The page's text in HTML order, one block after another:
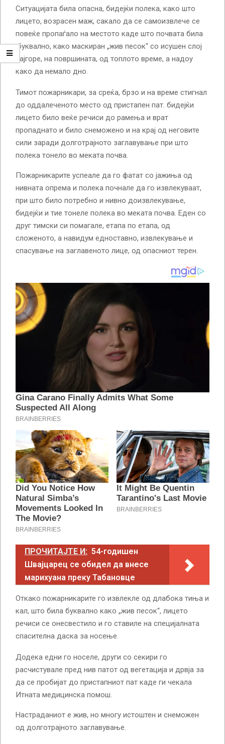
Ситуацијата била опасна, бидејќи полека, како што
лицето, возрасен маж, сакало да се самоизвлече се
повеќе пропаѓало на местото каде што почвата била
,буквално, како маскиран „жив песок“ со исушен слој
најгоре, на површината, од топлото време, а надоу
како да немало дно.
Тимот пожарникари, за среќа, брзо и на време стигнал
до оддалеченото место од пристапен пат. бидејќи
лицето било веќе речиси до рамења и врат
пропаднато и било снеможено и на крај од неговите
сили заради долготрајното заглавување при што
полека тонело во меката почва.
Пожарникарите успеале да го фатат со јажиња од
нивната опрема и полека почнале да го извлекуваат,
при што било потребно и нивно доизвлекување,
бидејќи и тие тонеле полека во меката почва. Еден со
друг тимски си помагале, етапа по етапа, од
сложеното, а навидум едноставно, извлекување и
спасување на заглавеното лице, од опасниот терен.
ПРОЧИТАЈТЕ И: 54-годишен
Швајцарец се обидел да внесе
марихуана преку Табановце
Откако пожарникарите го извлекле од длабока тиња и
кал, што била буквално како „жив песок“, лицето
речиси се онесвестило и го ставиле на специјалната
спасителна даска за носење.
Додека едни го носеле, други со секири го
расчистувале пред нив патот од вегетација и дрвја за
да се пробијат до пристапниот пат каде ги чекала
Итната медицинска помош.
Настраданиот е жив, но многу истоштен и снеможен
од долготрајното заглавување.